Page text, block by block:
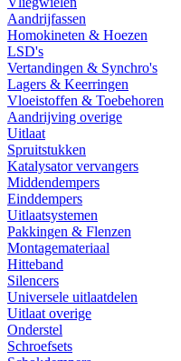
Aandrijfassen
Homokineten & Hoezen
LSD's
Vertandingen & Synchro's
Lagers & Keerringen
Vloeistoffen & Toebehoren
Aandrijving overige
Uitlaat
Spruitstukken
Katalysator vervangers
Middendempers
Einddempers
Uitlaatsystemen
Pakkingen & Flenzen
Montagemateriaal
Hitteband
Silencers
Universele uitlaatdelen
Uitlaat overige
Onderstel
Schroefsets